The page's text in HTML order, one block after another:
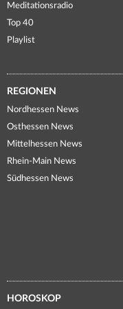
Meditationsradio
Top 40
Playlist
REGIONEN
Nordhessen News
Osthessen News
Mittelhessen News
Rhein-Main News
Südhessen News
HOROSKOP